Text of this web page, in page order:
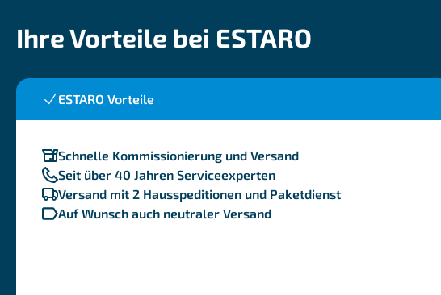
Ihre Vorteile bei ESTARO
ESTARO Vorteile
Schnelle Kommissionierung und Versand
Seit über 40 Jahren Serviceexperten
Versand mit 2 Hausspeditionen und Paketdienst
Auf Wunsch auch neutraler Versand